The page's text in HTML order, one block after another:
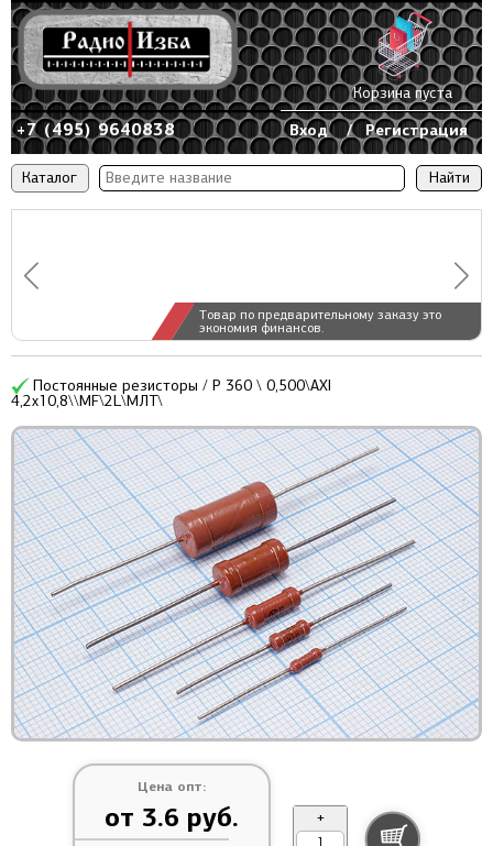
Каталог
Товар по предварительному заказу это
экономия финансов.
+7 (495) 9640838 Вход / Регистрация
Корзина пуста
Постоянные резисторы / Р 360 \ 0,500\AXI
4,2x10,8\\MF\2L\МЛТ\
Цена опт:
от 3.6 руб. +